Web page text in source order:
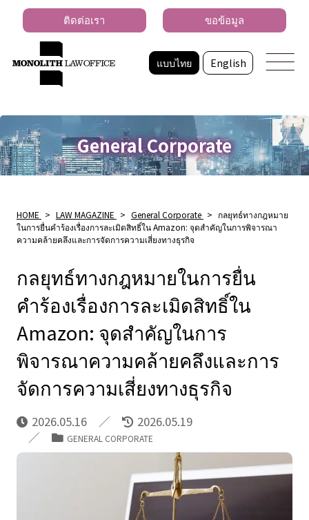
แบบไทย English
ติดต่อเรา ขอข้อมูล
General Corporate
HOME > LAW MAGAZINE > General Corporate > กลยุทธ์ทางกฎหมาย
ในการยื่นคำร้องเรื่องการละเมิดสิทธิ์ใน Amazon: จุดสำคัญในการพิจารณา
ความคล้ายคลึงและการจัดการความเสี่ยงทางธุรกิจ
กลยุทธ์ทางกฎหมายในการยื่น
คำร้องเรื่องการละเมิดสิทธิ์ใน
Amazon: จุดสำคัญในการ
พิจารณาความคล้ายคลึงและการ
จัดการความเสี่ยงทางธุรกิจ
2026.05.16 2026.05.19
GENERAL CORPORATE